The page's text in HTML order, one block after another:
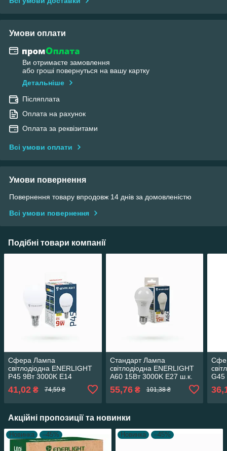
Умови оплати
Ви отримаєте замовлення
або гроші повернуться на вашу картку
Детальніше
Післяплата
Оплата на рахунок
Оплата за реквізитами
Всі умови оплати
Умови повернення
Повернення товару впродовж 14 днів за домовленістю
Всі умови повернення
Подібні товари компанії
Сфера Лампа
світлодіодна ENERLIGHT
P45 9Вт 3000K E14
ш.к.4823093503533, 10шт/
уп 19824
41,02 ₴ 74,59 ₴
Стандарт Лампа
світлодіодна ENERLIGHT
A60 15Вт 3000K E27 ш.к.
55,76₴ 101,38 ₴
G45
Акційні пропозиції та новинки
Новинка –45% Новинка –45%